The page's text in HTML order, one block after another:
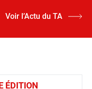
Voir l’Actu du TA
ÉDITION